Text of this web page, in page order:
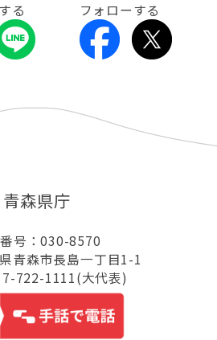
る フォローする
青森県庁
号：030-8570
青森市長島一丁目1-1
722-1111(大代表)